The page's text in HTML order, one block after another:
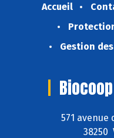
Accueil
Gestion
571 avenue
38250